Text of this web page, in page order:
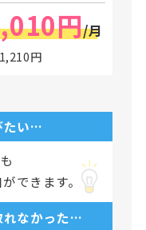
円/月
円
たい…
できます。
れなかった…